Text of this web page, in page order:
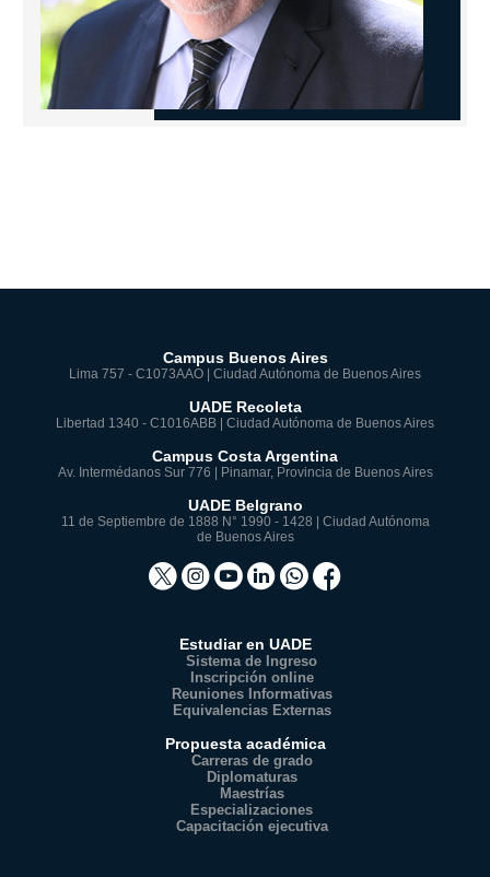
Campus Buenos Aires
Lima 757 - C1073AAO | Ciudad Autónoma de Buenos Aires
UADE Recoleta
Libertad 1340 - C1016ABB | Ciudad Autónoma de Buenos Aires
Campus Costa Argentina
Av. Intermédanos Sur 776 | Pinamar, Provincia de Buenos Aires
UADE Belgrano
11 de Septiembre de 1888 N° 1990 - 1428 | Ciudad Autónoma
de Buenos Aires
Estudiar en UADE
Sistema de Ingreso
Inscripción online
Reuniones Informativas
Equivalencias Externas
Propuesta académica
Carreras de grado
Diplomaturas
Maestrías
Especializaciones
Capacitación ejecutiva